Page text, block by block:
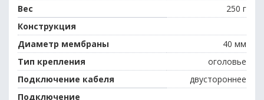
Вес
250 г
Конструкция
Диаметр мембраны
40 мм
Тип крепления
оголовье
Подключение кабеля
двустороннее
Подключение